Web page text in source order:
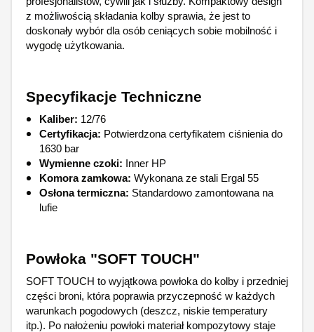
z możliwością składania kolby sprawia, że jest to
doskonały wybór dla osób ceniących sobie mobilność i
wygodę użytkowania.
Specyfikacje Techniczne
Kaliber: 12/76
Certyfikacja: Potwierdzona certyfikatem ciśnienia do
1630 bar
Wymienne czoki: Inner HP
Komora zamkowa: Wykonana ze stali Ergal 55
Osłona termiczna: Standardowo zamontowana na
lufie
Powłoka "SOFT TOUCH"
SOFT TOUCH to wyjątkowa powłoka do kolby i przedniej
części broni, która poprawia przyczepność w każdych
warunkach pogodowych (deszcz, niskie temperatury
itp.). Po nałożeniu powłoki materiał kompozytowy staje